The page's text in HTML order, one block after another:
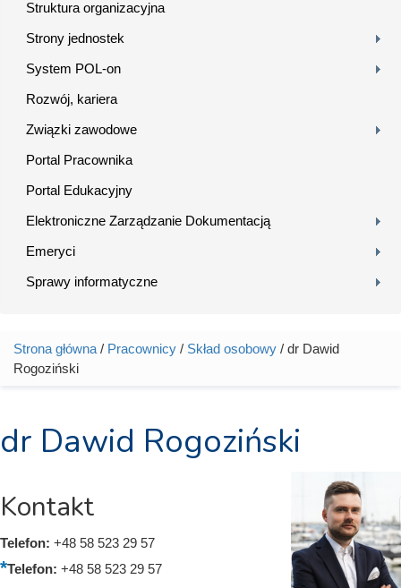
Struktura organizacyjna
Strony jednostek
System POL-on
Rozwój, kariera
Związki zawodowe
Portal Pracownika
Portal Edukacyjny
Elektroniczne Zarządzanie Dokumentacją
Emeryci
Sprawy informatyczne
Jesteś tutaj
Strona główna / Pracownicy / Skład osobowy / dr Dawid
Rogoziński
dr Dawid Rogoziński
Kontakt
Telefon: +48 58 523 29 57
Telefon: +48 58 523 29 57